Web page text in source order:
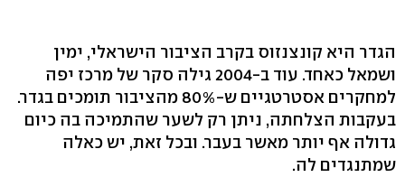
הגדר היא קונצנזוס בקרב הציבור הישראלי, ימין
ושמאל כאחד. עוד ב-2004 גילה סקר של מרכז יפה
למחקרים אסטרטגיים ש-80% מהציבור תומכים בגדר.
בעקבות הצלחתה, ניתן רק לשער שהתמיכה בה כיום
גדולה אף יותר מאשר בעבר. ובכל זאת, יש כאלה
שמתנגדים לה.